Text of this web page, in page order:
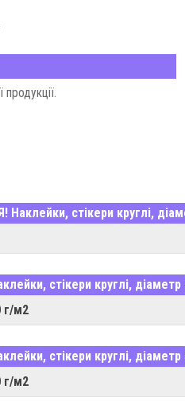
продукції.
Наклейки, стікери круглі,
стікери круглі,
г/м2
стікери круглі,
г/м2